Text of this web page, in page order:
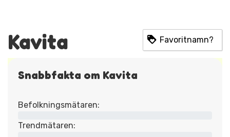
Kavita Favoritnamn?
Snabbfakta om Kavita
Befolkningsmätaren:
Trendmätaren: